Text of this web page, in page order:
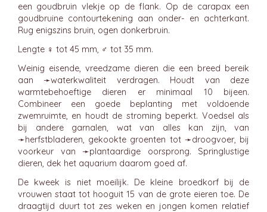
een goudbruin vlekje op de flank. Op de carapax een
goudbruine contourtekening aan onder- en achterkant.
Rug enigszins bruin, ogen donkerbruin.
Lengte ♀ tot 45 mm, ♂ tot 35 mm.
Weinig eisende, vreedzame dieren die een breed bereik
aan ➛waterkwaliteit verdragen. Houdt van deze
warmtebehoeftige dieren er minimaal 10 bijeen.
Combineer een goede beplanting met voldoende
zwemruimte, en houdt de stroming beperkt. Voedsel als
bij andere garnalen, wat van alles kan zijn, van
➛herfstbladeren, gekookte groenten tot ➛droogvoer, bij
voorkeur van ➛plantaardige oorsprong. Springlustige
dieren, dek het aquarium daarom goed af.
De kweek is niet moeilijk. De kleine broedkorf bij de
vrouwen staat tot hooguit 15 van de grote eieren toe. De
draagtijd duurt tot zes weken en jongen komen relatief